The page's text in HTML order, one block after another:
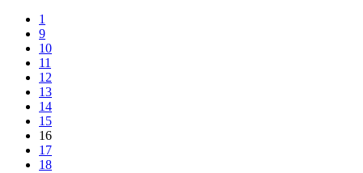
1
9
10
11
12
13
14
15
16
17
18